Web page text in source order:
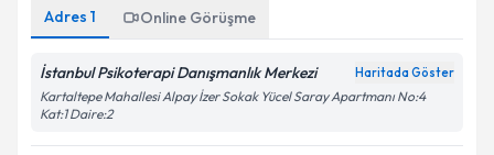
Adres 1 Online Görüşme
İstanbul Psikoterapi Danışmanlık Merkezi Haritada Göster
Kartaltepe Mahallesi Alpay İzer Sokak Yücel Saray Apartmanı No:4
Kat:1 Daire:2